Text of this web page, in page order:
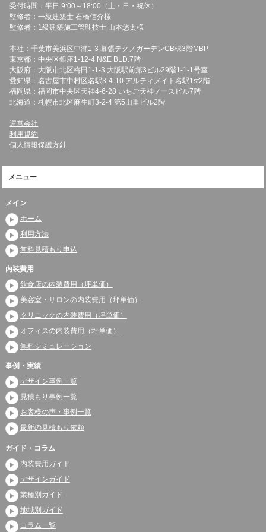
受付時間：平日 9:00～18:00（土・日・祝休）
監修者：一級建築士 石橋信介様
監修者：1級建築施工管理技士 山本悠太様
本社：千葉市美浜区中瀬1-3 幕張テクノガーデンCB棟3階MBP
東京都：中央区銀座1-12-4 N&E BLD.7階
大阪府：大阪市北区梅田1-1-3 大阪駅前第3ビル29階1-1-1号室
愛知県：名古屋市中村区名駅3-4-10 アルティメイト名駅1st2階
福岡県：福岡市中央区天神4-6-28 いちご天神ノースビル7階
北海道：札幌市北区麻生町3-2-4 第5山重ビル2階
運営会社
利用規約
個人情報保護方針
メニュー
メイン
ホーム
利用方法
無料見積もり申込
内装費用
飲食店の内装費用（坪単価）
美容室・サロンの内装費用（坪単価）
クリニックの内装費用（坪単価）
オフィスの内装費用（坪単価）
無料シミュレーション
事例・実績
デザイン事例一覧
見積もり事例一覧
お客様の声・事例一覧
最新の見積もり依頼
ガイド・コラム
内装費用ガイド
デザインガイド
業種別ガイド
地域別ガイド
コラム一覧